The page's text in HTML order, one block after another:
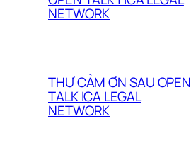
NETWORK
THƯ CẢM ƠN SAU OPEN
TALK ICA LEGAL
NETWORK